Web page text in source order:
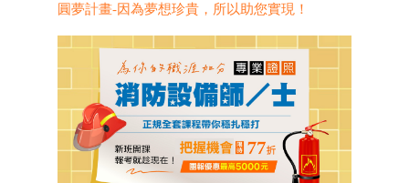
圓夢計畫-因為夢想珍貴，所以助您實現！